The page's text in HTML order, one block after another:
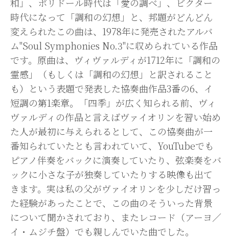
和」、ポリドール時代は「愛の調べ」、ビクター
時代になって「調和の幻想」と、邦題がどんどん
変えられたこの曲は、1978年に発売されたアルバ
ム"Soul Symphonies No.3"に収められている作品
です。原曲は、ヴィヴァルディが1712年に「調和の
霊感」（もしくは「調和の幻想」と訳されること
も）という表題で発表した協奏曲作品3番の6、イ
短調の第1楽章。「四季」が広く知られる前、ヴィ
ヴァルディの作品と言えばヴァイオリンを習い始め
た人が最初に与えられるとして、この協奏曲が一
番知られていたとも言われていて、YouTubeでも
ピアノ伴奏をバックに演奏していたり、弦楽奏をバ
ックに小さな子が独奏していたりする映像も出て
きます。実は私の父がヴァイオリンを少しだけ習っ
た経験があったことで、この曲のそういった背景
について聞かされており、またレコード（アーヨ／
イ・ムジチ盤）でも親しんでいた曲でした。